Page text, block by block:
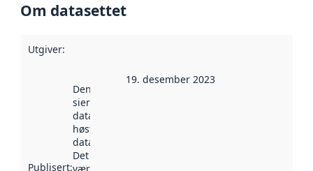
Om datasettet
Utgiver:
Publisert:
Denne datoen
sier når
datasettet ble
høstet av
data.norge.no.
Det kan ha
19. desember 2023